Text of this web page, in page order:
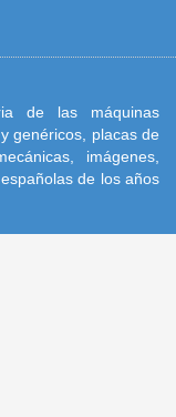
de las máquinas
genéricos, placas de
imágenes,
de los años